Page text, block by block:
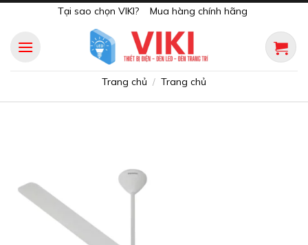
content
Tại sao chọn VIKI? Mua hàng chính hãng
Trang chủ / Trang chủ